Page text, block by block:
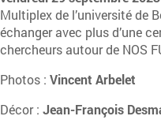
Multiplex de l’université de
échanger avec plus d’une
chercheurs autour de NOS
Photos : Vincent Arbelet
Décor : Jean-François